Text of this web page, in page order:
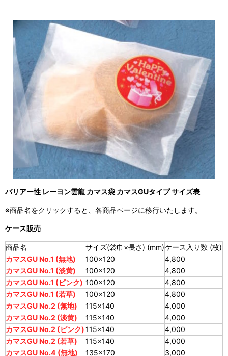
バリアー性 レーヨン雲龍 カマス袋 カマスGUタイプ サイズ表
※商品名をクリックすると、各商品ページに移行いたします。
ケース販売
商品名 サイズ(袋巾×長さ) (mm)ケース入り数 (枚)
カマスGU No.1 (無地)
100×120
4,800
カマスGU No.1 (淡黄)
100×120
4,800
カマスGU No.1 (ピンク) 100×120
4,800
カマスGU No.1 (若草)
100×120
4,800
カマスGU No.2 (無地)
115×140
4,000
カマスGU No.2 (淡黄)
115×140
4,000
カマスGU No.2 (ピンク)115×140
4,000
カマスGU No.2 (若草)
115×140
4,000
カマスGU No.4 (無地)
135×170 3,000